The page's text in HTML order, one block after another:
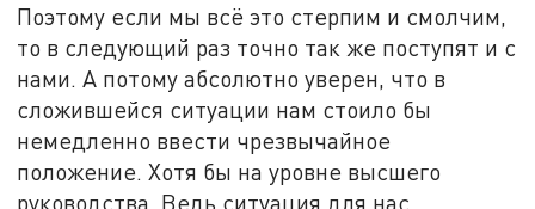
Поэтому если мы всё это стерпим и смолчим,
то в следующий раз точно так же поступят и с
нами. А потому абсолютно уверен, что в
сложившейся ситуации нам стоило бы
немедленно ввести чрезвычайное
положение. Хотя бы на уровне высшего
руководства. Ведь ситуация для нас